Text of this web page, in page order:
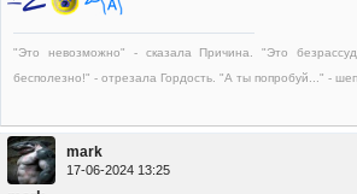
"Это невозможно" - сказала Причина. "Это
бесполезно!" - отрезала Гордость. "А ты попробуй..." -
mark
17-06-2024 13:25